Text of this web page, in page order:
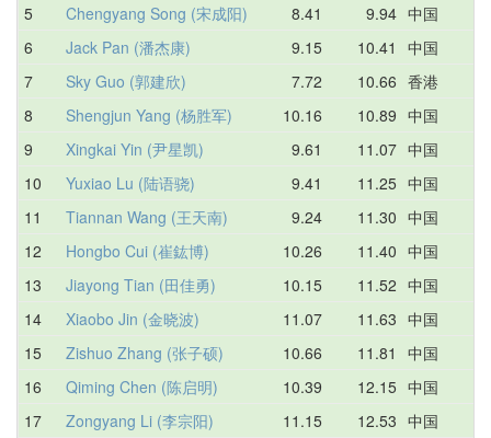
5 Chengyang Song (宋成阳) 8.41 9.94 中国
6 Jack Pan (潘杰康) 9.15 10.41 中国
7 Sky Guo (郭建欣) 7.72 10.66 香港
8 Shengjun Yang (杨胜军) 10.16 10.89 中国
9 Xingkai Yin (尹星凯) 9.61 11.07 中国
10 Yuxiao Lu (陆语骁) 9.41 11.25 中国
11 Tiannan Wang (王天南) 9.24 11.30 中国
12 Hongbo Cui (崔鈜博) 10.26 11.40 中国
13 Jiayong Tian (田佳勇) 10.15 11.52 中国
14 Xiaobo Jin (金晓波) 11.07 11.63 中国
15 Zishuo Zhang (张子硕) 10.66 11.81 中国
16 Qiming Chen (陈启明) 10.39 12.15 中国
17 Zongyang Li (李宗阳) 11.15 12.53 中国